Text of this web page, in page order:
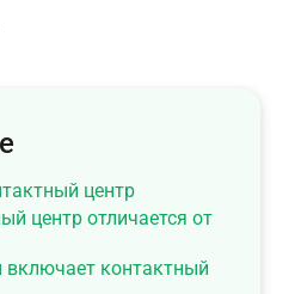
центр
центр отличается от
включает контактный